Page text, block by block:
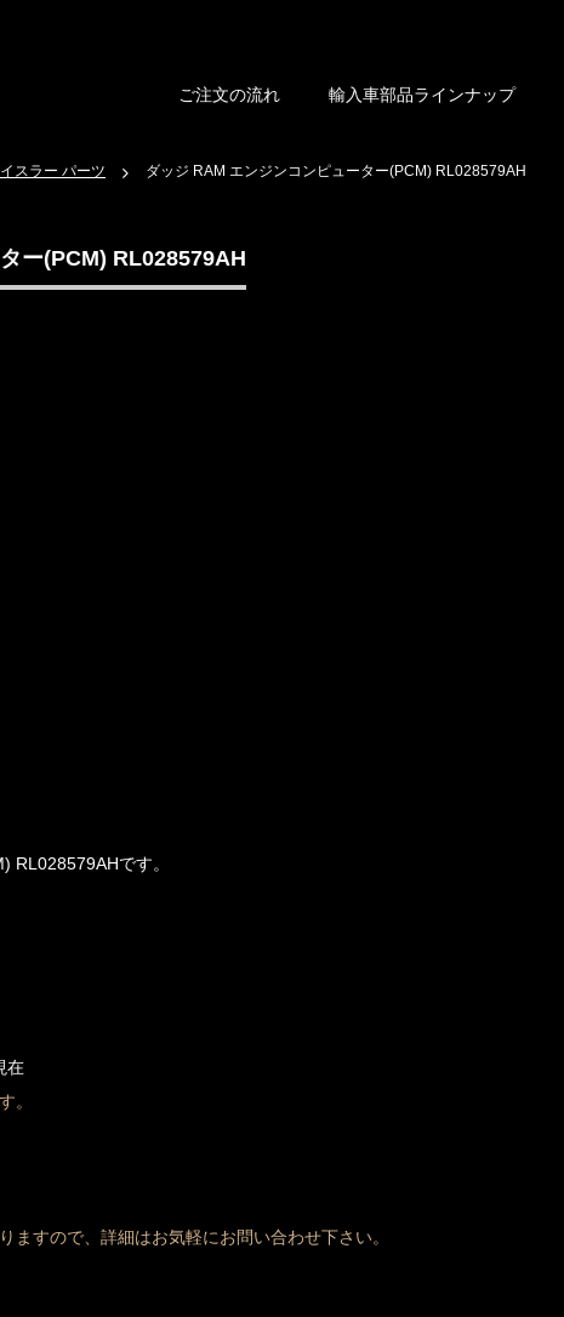
ご注文の流れ 輸入車部品ラインナップ
スラー パーツ ダッジ RAM エンジンコンピューター(PCM) RL028579AH
ー(PCM) RL028579AH
RL028579AHです。
在
。
ますので、詳細はお気軽にお問い合わせ下さい。